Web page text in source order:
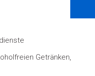
Getränken,